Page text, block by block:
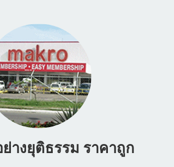
างยุติธรรม ราคาถูก